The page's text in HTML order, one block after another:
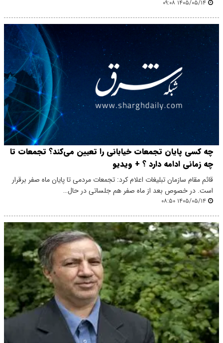
۱۴۰۵/۰۵/۱۴ ۰۹:۰۸
چه کسی پایان تجمعات خیابانی را تعیین می‌کند؟ تجمعات تا
چه زمانی ادامه دارد ؟ + ویدیو
قائم مقام سازمان تبلیغات اعلام کرد: تجمعات مردمی تا پایان ماه صفر برقرار
است. در خصوص بعد از ماه صفر هم جلساتی در حال…
۱۴۰۵/۰۵/۱۴ ۰۸:۵۰